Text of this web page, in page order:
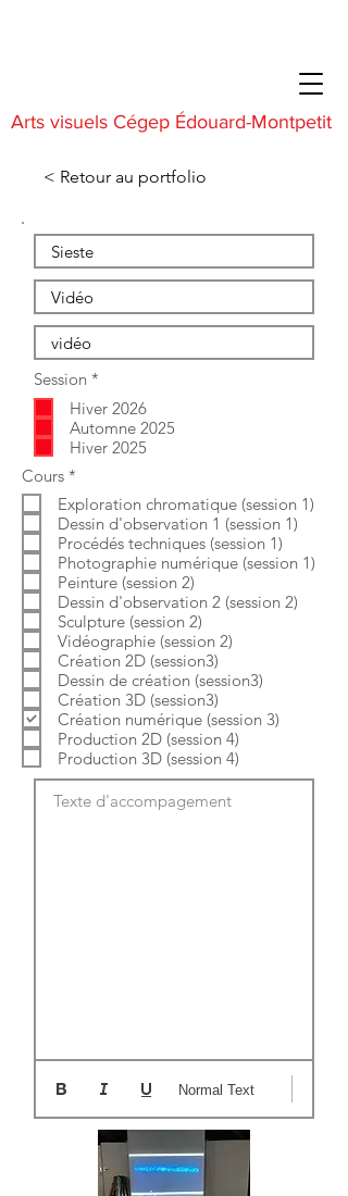
Arts visuels Cégep Édouard-Montpetit
< Retour au portfolio
Session *
l
i
g
a
i
r
e
Hiver 2026
Automne 2025
Hiver 2025
Cours *
l
i
g
a
t
o
i
r
e
Exploration chromatique (session 1)
Dessin d'observation 1 (session 1)
Procédés techniques (session 1)
Photographie numérique (session 1)
Peinture (session 2)
Dessin d'observation 2 (session 2)
Sculpture (session 2)
Vidéographie (session 2)
Création 2D (session3)
Dessin de création (session3)
Création 3D (session3)
Création numérique (session 3)
Production 2D (session 4)
Production 3D (session 4)
Texte d'accompagement
Normal Text